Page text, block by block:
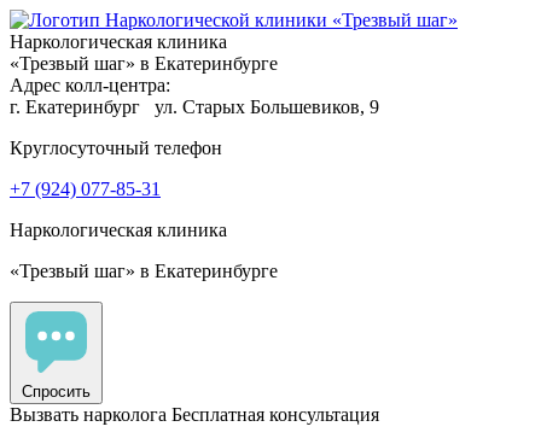
Наркологическая клиника
«Трезвый шаг» в Екатеринбурге
Адрес колл-центра:
г. Екатеринбург
ул. Старых Большевиков, 9
Круглосуточный телефон
+7 (924) 077-85-31
Наркологическая клиника
«Трезвый шаг» в Екатеринбурге
Спросить
Вызвать нарколога Бесплатная консультация